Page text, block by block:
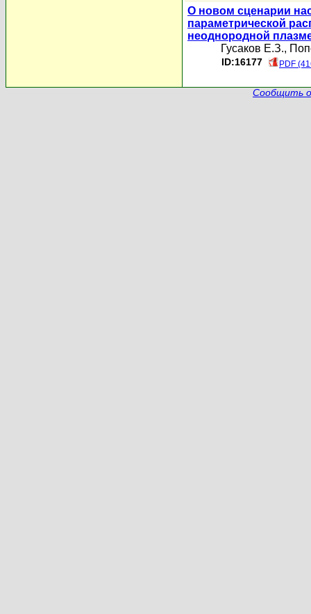
О новом сценарии
параметрической
неоднородной
Гусаков Е.З.,
ID:16177 PDF
Сообщить о